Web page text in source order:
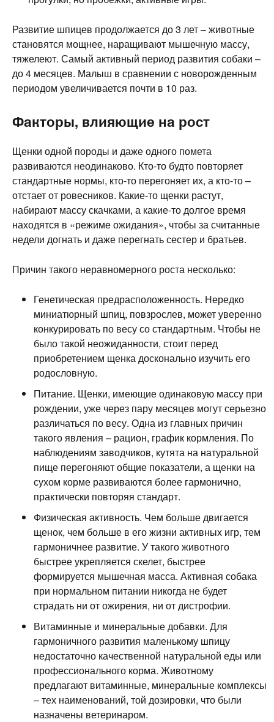
Развитие шпицев продолжается до 3 лет – животные
становятся мощнее, наращивают мышечную массу,
тяжелеют. Самый активный период развития собаки –
до 4 месяцев. Малыш в сравнении с новорожденным
периодом увеличивается почти в 10 раз.
Факторы, влияющие на рост
Щенки одной породы и даже одного помета
развиваются неодинаково. Кто-то будто повторяет
стандартные нормы, кто-то перегоняет их, а кто-то –
отстает от ровесников. Какие-то щенки растут,
набирают массу скачками, а какие-то долгое время
находятся в «режиме ожидания», чтобы за считанные
недели догнать и даже перегнать сестер и братьев.
Причин такого неравномерного роста несколько:
Генетическая предрасположенность. Нередко
миниатюрный шпиц, повзрослев, может уверенно
конкурировать по весу со стандартным. Чтобы не
было такой неожиданности, стоит перед
приобретением щенка досконально изучить его
родословную.
Питание. Щенки, имеющие одинаковую массу при
рождении, уже через пару месяцев могут серьезно
различаться по весу. Одна из главных причин
такого явления – рацион, график кормления. По
наблюдениям заводчиков, кутята на натуральной
пище перегоняют общие показатели, а щенки на
сухом корме развиваются более гармонично,
практически повторяя стандарт.
Физическая активность. Чем больше двигается
щенок, чем больше в его жизни активных игр, тем
гармоничнее развитие. У такого животного
быстрее укрепляется скелет, быстрее
формируется мышечная масса. Активная собака
при нормальном питании никогда не будет
страдать ни от ожирения, ни от дистрофии.
Витаминные и минеральные добавки. Для
гармоничного развития маленькому шпицу
недостаточно качественной натуральной еды или
профессионального корма. Животному
предлагают витаминные, минеральные комплексы
– тех наименований, той дозировки, что были
назначены ветеринаром.